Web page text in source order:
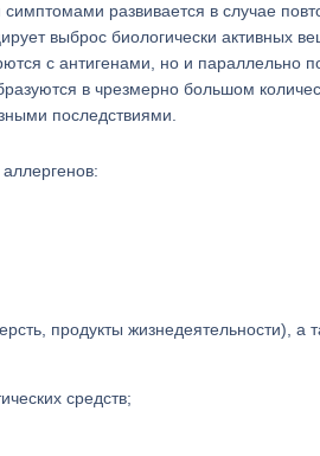
развивается в случае
выброс биологически активных
с антигенами, но и параллельно
в чрезмерно большом
последствиями.
продукты жизнедеятельности), а
средств;